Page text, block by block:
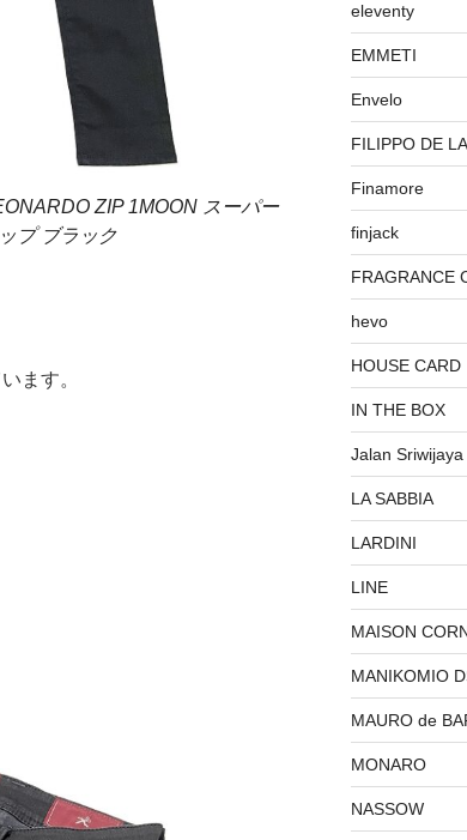
ZIP 1MOON スーパー
プ ブラック
ます。
eleventy
EMMETI
Envelo
FILIPPO DE
Finamore
finjack
FRAGRANCE
hevo
HOUSE CARD
IN THE BOX
Jalan Sriwijaya
LA SABBIA
LARDINI
LINE
MAISON
MANIKOMIO
MAURO de
MONARO
NASSOW